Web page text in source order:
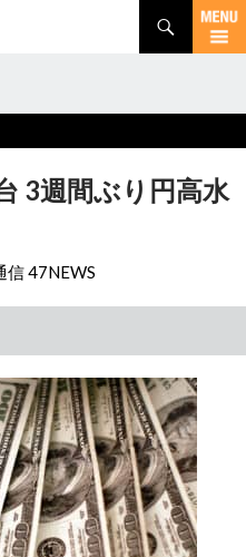
3週間ぶり円高水
信 47NEWS